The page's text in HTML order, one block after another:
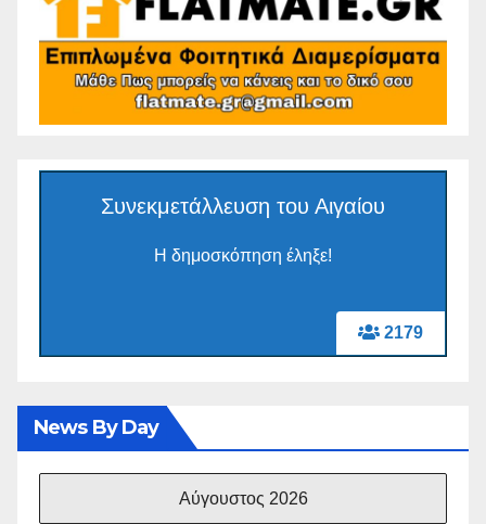
2179
Συνεκμετάλλευση του Αιγαίου
Η δημοσκόπηση έληξε!
News By Day
Αύγουστος 2026